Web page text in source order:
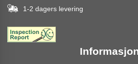
1-2 dagers levering